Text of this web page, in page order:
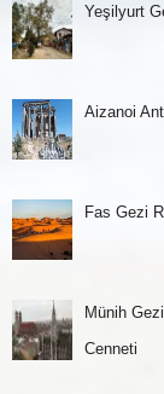
Yeşilyurt
Aizanoi
Fas Gezi
Münih
Cenneti